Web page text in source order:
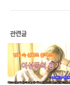
관련글